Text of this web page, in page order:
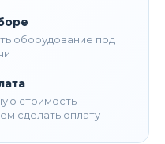
оборудование под
стоимость
сделать оплату